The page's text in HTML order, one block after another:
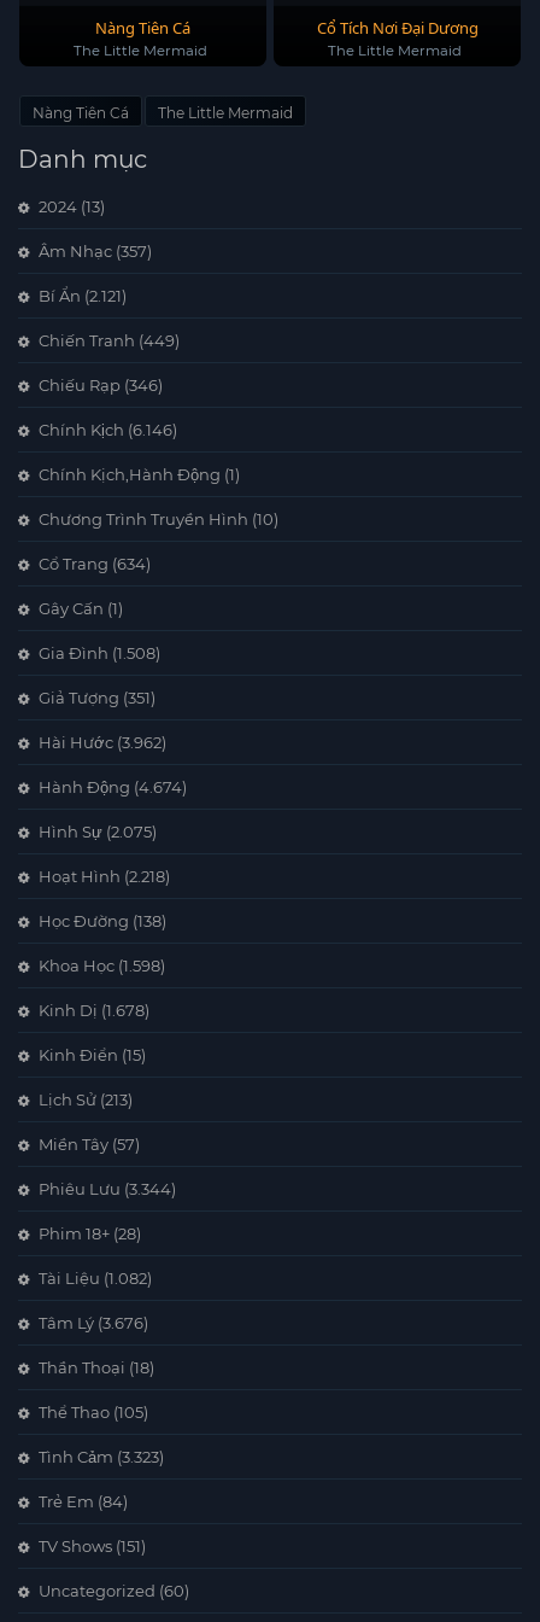
Nàng Tiên Cá
The Little Mermaid
Cổ Tích Nơi Đại Dương
The Little Mermaid
Nàng Tiên Cá The Little Mermaid
Danh mục
2024 (13)
Âm Nhạc (357)
Bí Ẩn (2.121)
Chiến Tranh (449)
Chiếu Rạp (346)
Chính Kịch (6.146)
Chính Kịch,Hành Động (1)
Chương Trình Truyền Hình (10)
Cổ Trang (634)
Gây Cấn (1)
Gia Đình (1.508)
Giả Tượng (351)
Hài Hước (3.962)
Hành Động (4.674)
Hình Sự (2.075)
Hoạt Hình (2.218)
Học Đường (138)
Khoa Học (1.598)
Kinh Dị (1.678)
Kinh Điển (15)
Lịch Sử (213)
Miền Tây (57)
Phiêu Lưu (3.344)
Phim 18+ (28)
Tài Liệu (1.082)
Tâm Lý (3.676)
Thần Thoại (18)
Thể Thao (105)
Tình Cảm (3.323)
Trẻ Em (84)
TV Shows (151)
Uncategorized (60)